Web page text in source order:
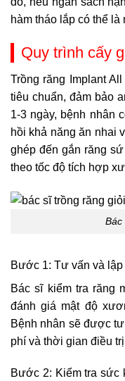
hàm tháo lắp có thể
Quy trình cấy
Trồng răng Implant
tiêu chuẩn, đảm bảo
1-3 ngày, bệnh nhân
hồi khả năng ăn nhai
ghép đến gắn răng
theo tốc độ tích hợp
Bác
Bước 1: Tư vấn và
Bác sĩ kiểm tra răng
đánh giá mật độ
Bệnh nhân sẽ được
phí và thời gian điều
Bước 2: Kiểm tra sức